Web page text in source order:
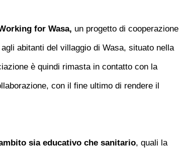
for Wasa, un progetto di cooperazione
abitanti del villaggio di Wasa, situato nella
è quindi rimasta in contatto con la
con il fine ultimo di rendere il
siaeducativo che sanitario, quali la